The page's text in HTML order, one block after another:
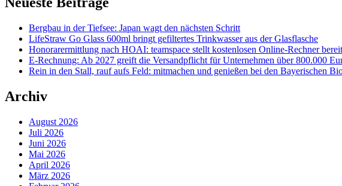
Bergbau in der Tiefsee: Japan wagt den nächsten Schritt
LifeStraw Go Glass 600ml bringt gefiltertes Trinkwasser aus der Glasflasche
Honorarermittlung nach HOAI: teamspace stellt kostenlosen Online-Rechner bereit
E-Rechnung: Ab 2027 greift die Versandpflicht für Unternehmen über 800.000
Rein in den Stall, rauf aufs Feld: mitmachen und genießen bei den Bayerischen
Archiv
August 2026
Juli 2026
Juni 2026
Mai 2026
April 2026
März 2026